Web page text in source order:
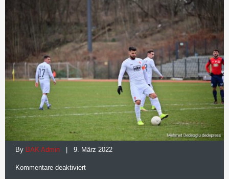
By BAK Admin | 9. März 2022
Kommentare deaktiviertfür